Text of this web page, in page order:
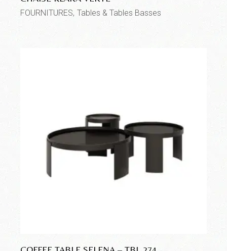
FOURNITURES Tables & Tables Basses